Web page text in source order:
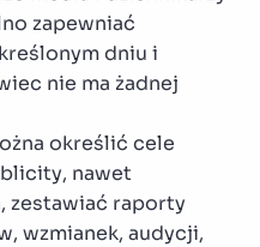
zapewniać
dniu i
nie ma żadnej
określić cele
nawet
zestawiać raporty
wzmianek, audycji,